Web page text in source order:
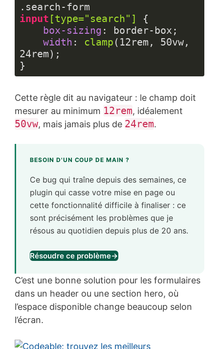
.search-form
input [type="search" ]
{
box-sizing : border-box;
width : clamp ( 12rem , 50vw
24rem);
}
code :
(css)
Cette règle dit au navigateur : le champ doit
mesurer au minimum 12rem, idéalement
50vw, mais jamais plus de 24rem.
BESOIN D'UN COUP DE MAIN ?
Ce bug qui traîne depuis des semaines, ce
plugin qui casse votre mise en page ou
cette fonctionnalité difficile à finaliser : ce
sont précisément les problèmes que je
résous au quotidien depuis plus de 20 ans.
Résoudre ce problème→
C’est une bonne solution pour les formulaires
dans un header ou une section hero, où
l’espace disponible change beaucoup selon
l’écran.